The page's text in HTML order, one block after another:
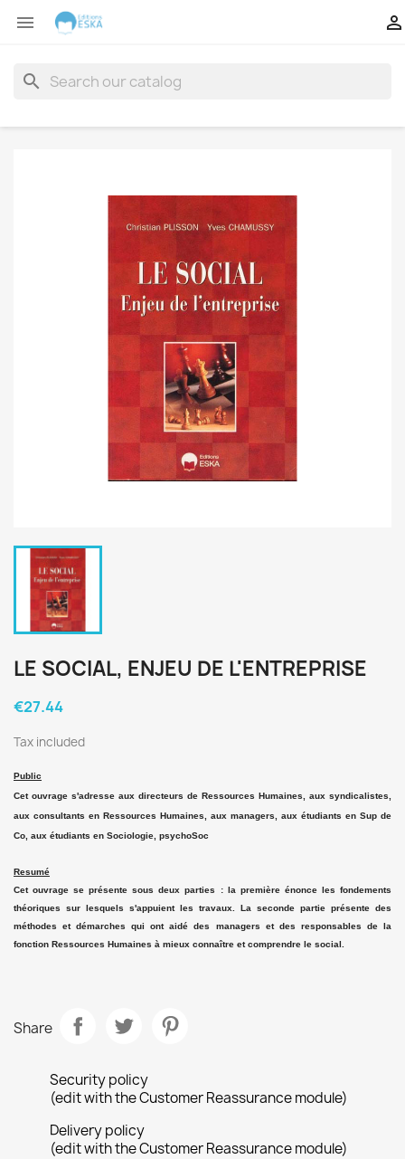
 
search
LE SOCIAL, ENJEU DE L'ENTREPRISE
€27.44
Tax included
Public
Cet ouvrage s'adresse aux directeurs de Ressources Humaines, aux syndicalistes,
aux consultants en Ressources Humaines, aux managers, aux étudiants en Sup de
Co, aux étudiants en Sociologie, psychoSoc
Resumé
Cet ouvrage se présente sous deux parties : la première énonce les fondements
théoriques sur lesquels s'appuient les travaux. La seconde partie présente des
méthodes et démarches qui ont aidé des managers et des responsables de la
fonction Ressources Humaines à mieux connaître et comprendre le social.
Share
Security policy
(edit with the Customer Reassurance module)
Delivery policy
(edit with the Customer Reassurance module)